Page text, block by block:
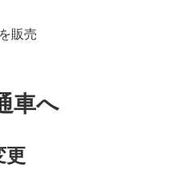
販売
車へ
更